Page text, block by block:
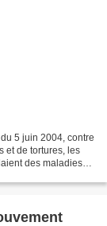
5 juin 2004, contre
et de tortures, les
des maladies